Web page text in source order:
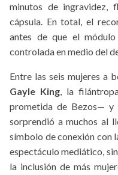
minutos de ingravidez,
cápsula. En total, el
antes de que el
controlada en medio del
Entre las seis mujeres a
Gayle King, la
prometida de Bezos— y
sorprendió a muchos al
símbolo de conexión con
espectáculo mediático,
la inclusión de más